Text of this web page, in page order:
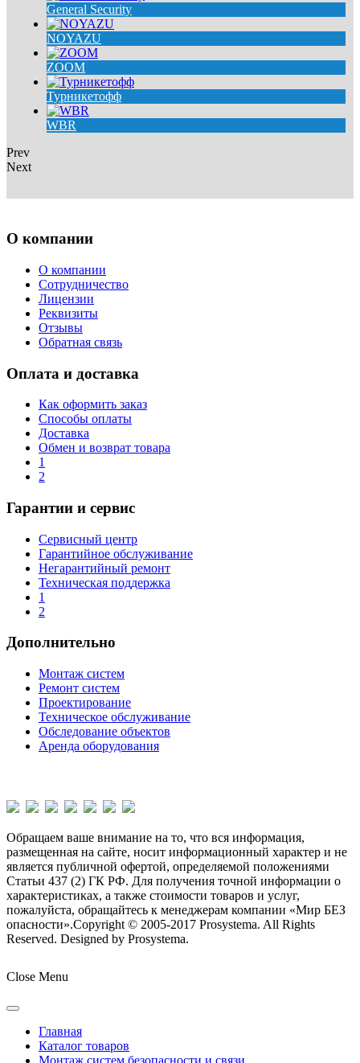
General Security
NOYAZU
ZOOM
Турникетофф
WBR
Prev
Next
О компании
О компании
Сотрудничество
Лицензии
Реквизиты
Отзывы
Обратная связь
Оплата и доставка
Как оформить заказ
Способы оплаты
Доставка
Обмен и возврат товара
1
2
Гарантии и сервис
Сервисный центр
Гарантийное обслуживание
Негарантийный ремонт
Техническая поддержка
1
2
Дополнительно
Монтаж систем
Ремонт систем
Проектирование
Техническое обслуживание
Обследование объектов
Аренда оборудования
Обращаем ваше внимание на то, что вся информация,
размещенная на сайте, носит информационный характер и не
является публичной офертой, определяемой положениями
Статьи 437 (2) ГК РФ. Для получения точной информации о
характеристиках, а также стоимости товаров и услуг,
пожалуйста, обращайтесь к менеджерам компании «Мир БЕЗ
опасности».Copyright © 2005-2017 Prosystema. All Rights
Reserved. Designed by Prosystema.
Close Menu
Главная
Каталог товаров
Монтаж систем безопасности и связи